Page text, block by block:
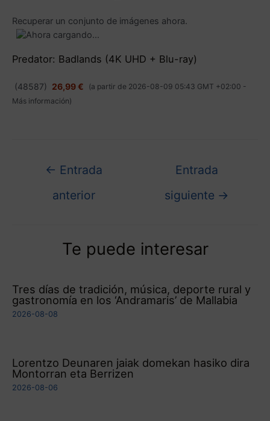
Recuperar un conjunto de imágenes ahora.
Predator: Badlands (4K UHD + Blu-ray)
(48587) 26,99 €
(a partir de 2026-08-09 05:43 GMT +02:00 -
Más información)
← Entrada
anterior
Entrada
siguiente →
Te puede interesar
Tres días de tradición, música, deporte rural y
gastronomía en los ‘Andramaris’ de Mallabia
2026-08-08
Lorentzo Deunaren jaiak domekan hasiko dira
Montorran eta Berrizen
2026-08-06